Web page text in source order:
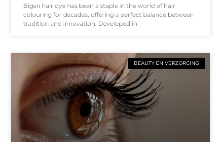
Bigen hair dye has been a staple in the world of hair
colouring for decades, offering a perfect balance between
tradition and innovation. Developed in
BEAUTY EN VERZORGING